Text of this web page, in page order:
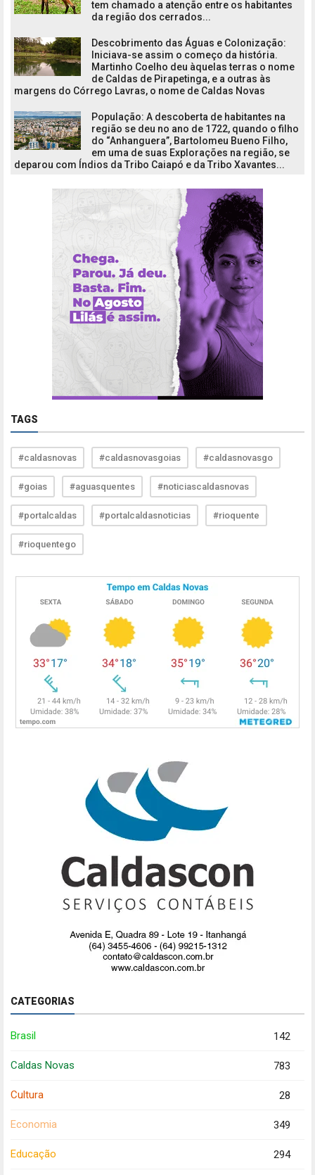
tem chamado a atenção entre os habitantes
da região dos cerrados...
Descobrimento das Águas e Colonização:
Iniciava-se assim o começo da história.
Martinho Coelho deu àquelas terras o nome
de Caldas de Pirapetinga, e a outras às
margens do Córrego Lavras, o nome de Caldas Novas
População: A descoberta de habitantes na
região se deu no ano de 1722, quando o filho
do “Anhanguera”, Bartolomeu Bueno Filho,
em uma de suas Explorações na região, se
deparou com Índios da Tribo Caiapó e da Tribo Xavantes...
TAGS
#caldasnovas #caldasnovasgoias #caldasnovasgo
#goias #aguasquentes #noticiascaldasnovas
#portalcaldas #portalcaldasnoticias #rioquente
#rioquentego
CATEGORIAS
Brasil 142
Caldas Novas 783
Cultura 28
Economia 349
Educação 294